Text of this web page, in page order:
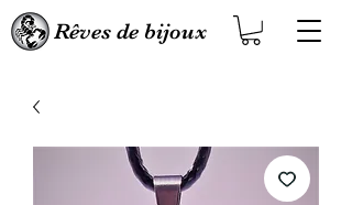
Rêves de bijoux